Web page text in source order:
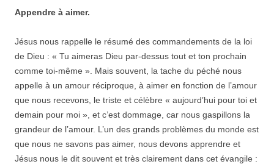
Appendre à aimer.
Jésus nous rappelle le résumé des commandements de la loi
de Dieu : « Tu aimeras Dieu par-dessus tout et ton prochain
comme toi-même ». Mais souvent, la tache du péché nous
appelle à un amour réciproque, à aimer en fonction de l’amour
que nous recevons, le triste et célèbre « aujourd’hui pour toi et
demain pour moi », et c’est dommage, car nous gaspillons la
grandeur de l’amour. L’un des grands problèmes du monde est
que nous ne savons pas aimer, nous devons apprendre et
Jésus nous le dit souvent et très clairement dans cet évangile :